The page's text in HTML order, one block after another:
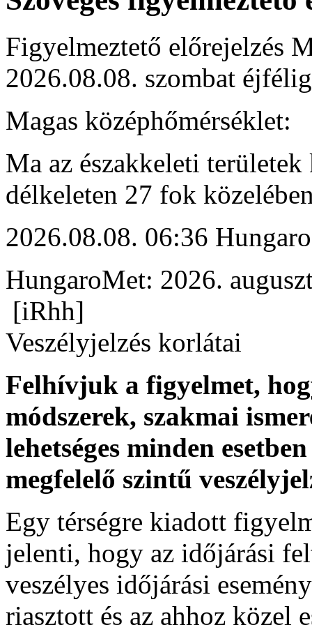
Figyelmeztető előrejelzés
2026.08.08. szombat éjfélig
Magas középhőmérséklet:
Ma az északkeleti
délkeleten 27 fok
2026.08.08. 06:36
HungaroMet: 2026.
[iRhh]
Veszélyjelzés korlátai
Felhívjuk a figyelmet,
módszerek, szakmai
lehetséges minden
megfelelő szintű
Egy térségre kiadott
jelenti, hogy az időjárási
veszélyes időjárási
riasztott és az ahhoz közel